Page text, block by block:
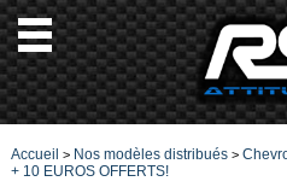
Accueil > Nos modèles distribués>
+ 10 EUROS OFFERTS!